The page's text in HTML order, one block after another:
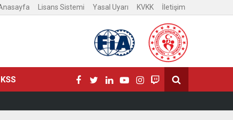
Lisans Sistemi Yasal Uyarı KVKK İletişim
KSS